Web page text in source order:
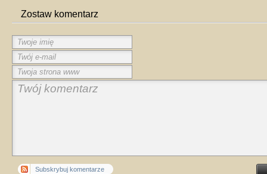
Zostaw komentarz
Subskrybuj komentarze